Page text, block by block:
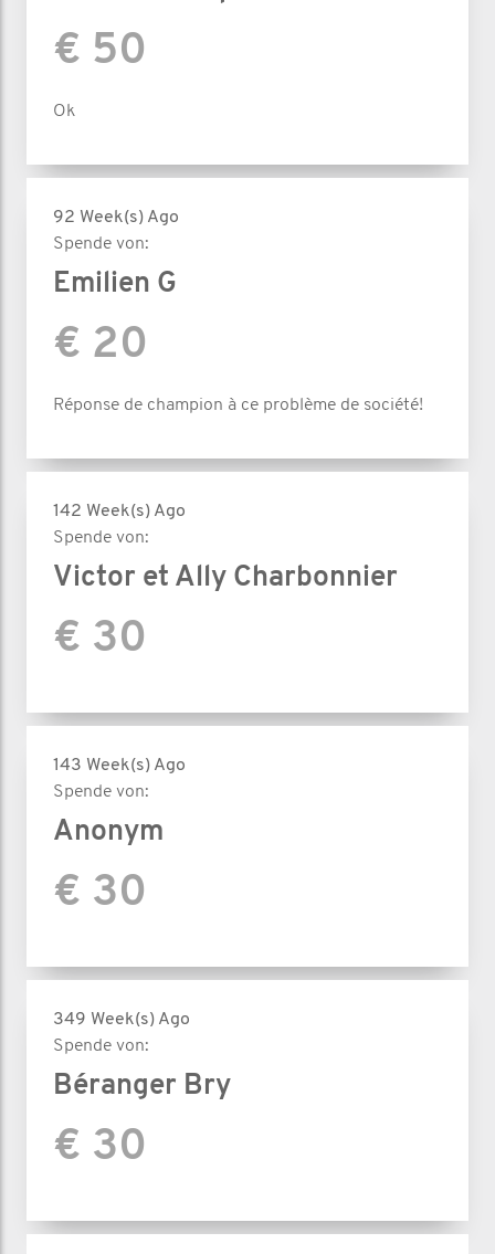
€ 50
Ok
92 Week(s) Ago
Spende von:
Emilien G
€ 20
Réponse de champion à ce problème de société!
142 Week(s) Ago
Spende von:
Victor et Ally Charbonnier
€ 30
143 Week(s) Ago
Spende von:
Anonym
€ 30
349 Week(s) Ago
Spende von:
Béranger Bry
€ 30